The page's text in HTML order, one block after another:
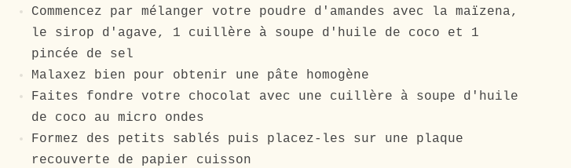
Commencez par mélanger votre poudre d'amandes avec la maïzena,
le sirop d'agave, 1 cuillère à soupe d'huile de coco et 1
pincée de sel
Malaxez bien pour obtenir une pâte homogène
Faites fondre votre chocolat avec une cuillère à soupe d'huile
de coco au micro ondes
Formez des petits sablés puis placez-les sur une plaque
recouverte de papier cuisson